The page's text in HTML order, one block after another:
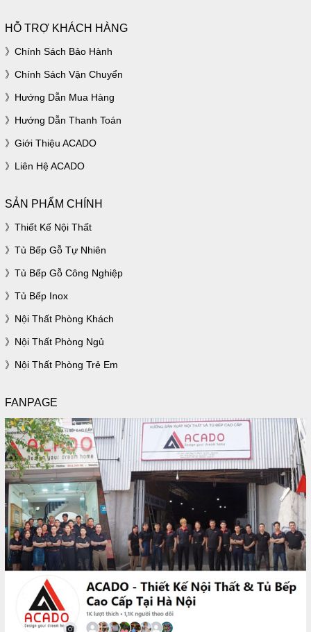
HỖ TRỢ KHÁCH HÀNG
Chính Sách Bảo Hành
Chính Sách Vận Chuyển
Hướng Dẫn Mua Hàng
Hướng Dẫn Thanh Toán
Giới Thiệu ACADO
Liên Hệ ACADO
SẢN PHẨM CHÍNH
Thiết Kế Nội Thất
Tủ Bếp Gỗ Tự Nhiên
Tủ Bếp Gỗ Công Nghiệp
Tủ Bếp Inox
Nội Thất Phòng Khách
Nội Thất Phòng Ngủ
Nội Thất Phòng Trẻ Em
FANPAGE